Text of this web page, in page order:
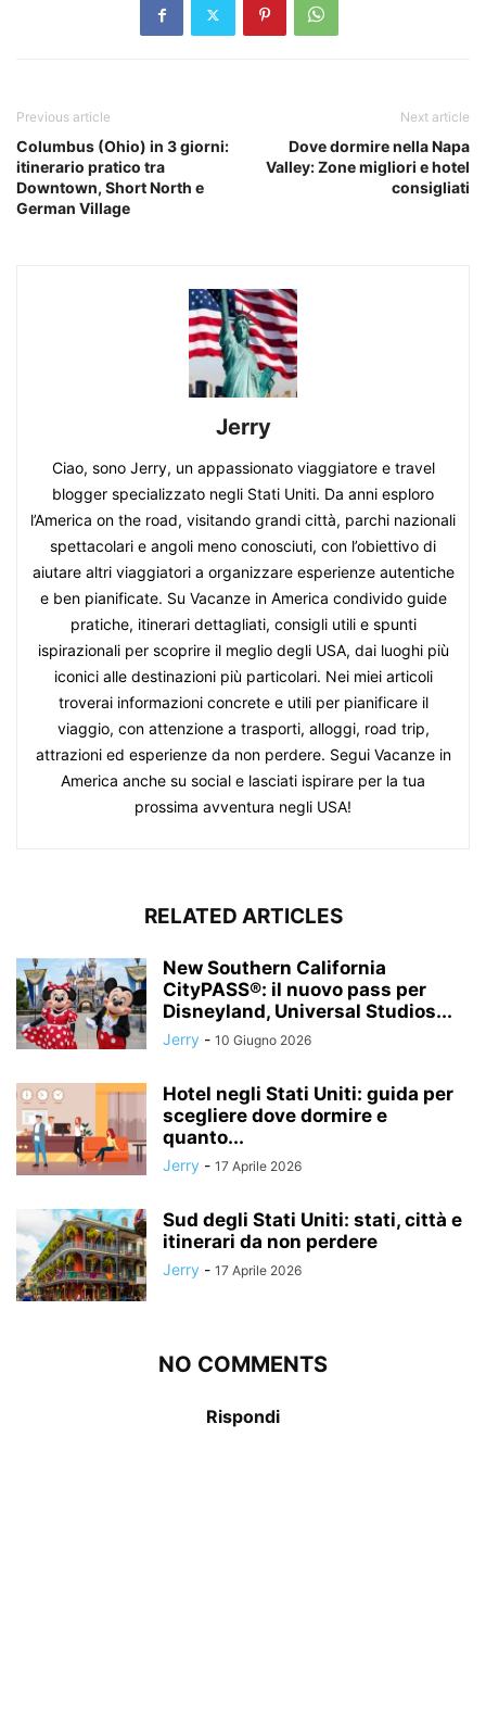
Previous article
Columbus (Ohio) in 3 giorni:
itinerario pratico tra
Downtown, Short North e
German Village
Next article
Dove dormire nella Napa
Valley: Zone migliori e hotel
consigliati
Jerry
Ciao, sono Jerry, un appassionato viaggiatore e travel
blogger specializzato negli Stati Uniti. Da anni esploro
l’America on the road, visitando grandi città, parchi nazionali
spettacolari e angoli meno conosciuti, con l’obiettivo di
aiutare altri viaggiatori a organizzare esperienze autentiche
e ben pianificate. Su Vacanze in America condivido guide
pratiche, itinerari dettagliati, consigli utili e spunti
ispirazionali per scoprire il meglio degli USA, dai luoghi più
iconici alle destinazioni più particolari. Nei miei articoli
troverai informazioni concrete e utili per pianificare il
viaggio, con attenzione a trasporti, alloggi, road trip,
attrazioni ed esperienze da non perdere. Segui Vacanze in
America anche su social e lasciati ispirare per la tua
prossima avventura negli USA!
RELATED ARTICLES
New Southern California
CityPASS®: il nuovo pass per
Disneyland, Universal Studios...
Jerry - 10 Giugno 2026
Hotel negli Stati Uniti: guida per
scegliere dove dormire e
quanto...
Jerry - 17 Aprile 2026
Sud degli Stati Uniti: stati, città e
itinerari da non perdere
Jerry - 17 Aprile 2026
NO COMMENTS
Rispondi